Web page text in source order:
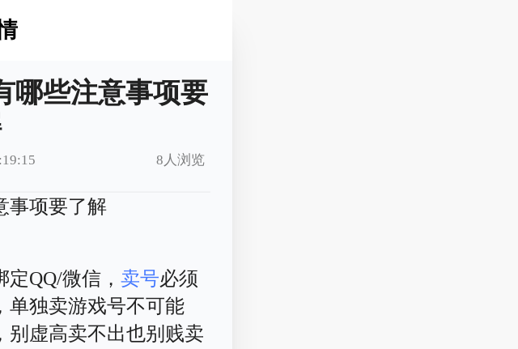
哪些注意事项要
8人浏览
事项要了解
定QQ/微信，卖号必须
单独卖游戏号不可能
别虚高卖不出也别贱卖